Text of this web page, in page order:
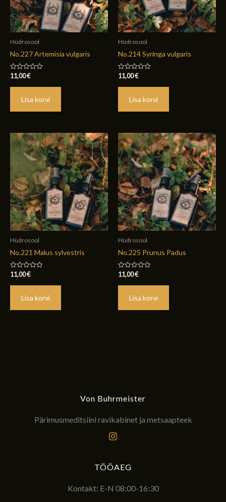
Hüdrosool
No.227 Artemisia vulgaris
Hinnanguga
/
11,00€
Lisa korvi
Hüdrosool
No.214 Syringa vulgaris
Hinnanguga
/
11,00€
Lisa korvi
Hüdrosool
No.221 Malus sylvestris
Hinnanguga
/
11,00€
Lisa korvi
Hüdrosool
No.225 Prunus Padus
Hinnanguga
/
11,00€
Lisa korvi
Von Buhrmeister
Pärimusmeditsiini ravikabinet ja metsaapteek
TÖÖAEG
Kontakt: E-N 08:00-16:30